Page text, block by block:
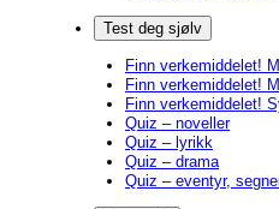
Test deg sjølv
Finn verkemiddelet!
Finn verkemiddelet!
Finn verkemiddelet!
Quiz – noveller
Quiz – lyrikk
Quiz – drama
Quiz – eventyr,